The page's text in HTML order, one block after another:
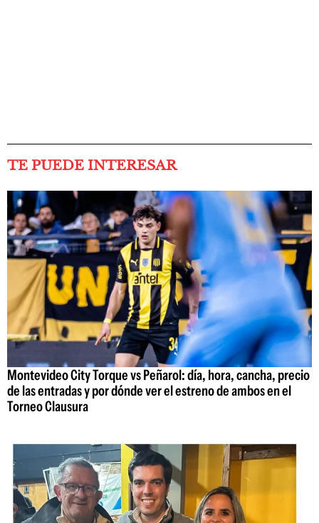
TE PUEDE INTERESAR
Montevideo City Torque vs Peñarol: día, hora, cancha, precio
de las entradas y por dónde ver el estreno de ambos en el
Torneo Clausura